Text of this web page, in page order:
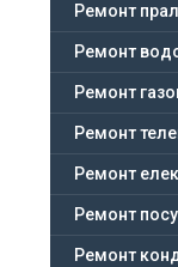
Ремонт
Ремонт
Ремонт
Ремонт
Ремонт
Ремонт
Ремонт